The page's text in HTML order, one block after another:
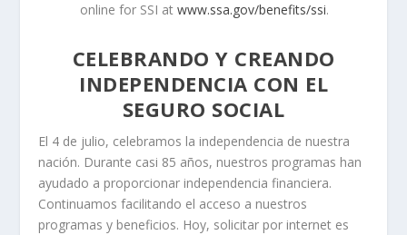
online for SSI atwww.ssa.gov/benefits/ssi.
CELEBRANDO Y CREANDO
INDEPENDENCIA CON EL
SEGURO SOCIAL
El 4 de julio, celebramos la independencia de nuestra
nación. Durante casi 85 años, nuestros programas han
ayudado a proporcionar independencia financiera.
Continuamos facilitando el acceso a nuestros
programas y beneficios. Hoy, solicitar por internet es